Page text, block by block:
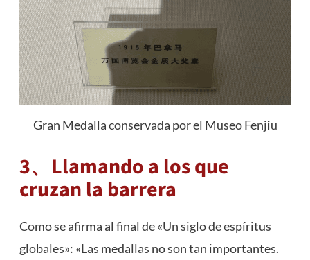
Gran Medalla conservada por el Museo Fenjiu
3、Llamando a los que
cruzan la barrera
Como se afirma al final de «Un siglo de espíritus
globales»: «Las medallas no son tan importantes.